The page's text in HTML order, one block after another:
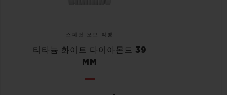
스피릿 오브 빅뱅
티타늄 화이트 다이아몬드 39
MM